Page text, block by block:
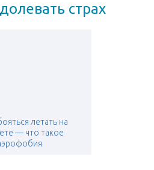
страх
летать на
— что такое